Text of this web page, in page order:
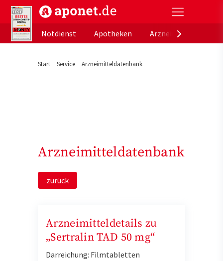
aponet.de - Das offizielle Gesundheitsportal der
Notdienst
Apotheken
Start Service Arzneimitteldatenbank
Arzneimitteldatenbank
zurück
Arzneimitteldetails zu
„Sertralin TAD 50 mg“
Darreichung: Filmtabletten